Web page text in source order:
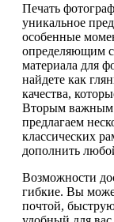
Печать
уникальное
особенные
определяющим
материала для
найдете как
качества,
Вторым важным
предлагаем
классических
дополнить
Возможности
гибкие. Вы
почтой,